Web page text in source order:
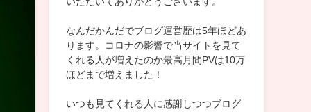
なんだかんだでブログ運営歴は5年ほどあ
ります。コロナの影響で当サイトを見て
くれる人が増えたのか最高月間PVは10万
ほどまで増えました！
いつも見てくれる人に感謝しつつブログ